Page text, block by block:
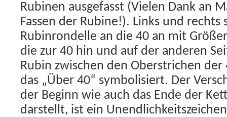
Rubinen ausgefasst (Vielen Dank an
Fassen der Rubine!). Links und rechts
Rubinrondelle an die 40 an mit
die zur 40 hin und auf der anderen
Rubin zwischen den Oberstrichen
das „Über 40“ symbolisiert. Der
der Beginn wie auch das Ende der
darstellt, ist ein